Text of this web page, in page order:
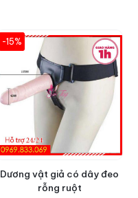
-15%
Dương vật giả có dây đeo
rỗng ruột